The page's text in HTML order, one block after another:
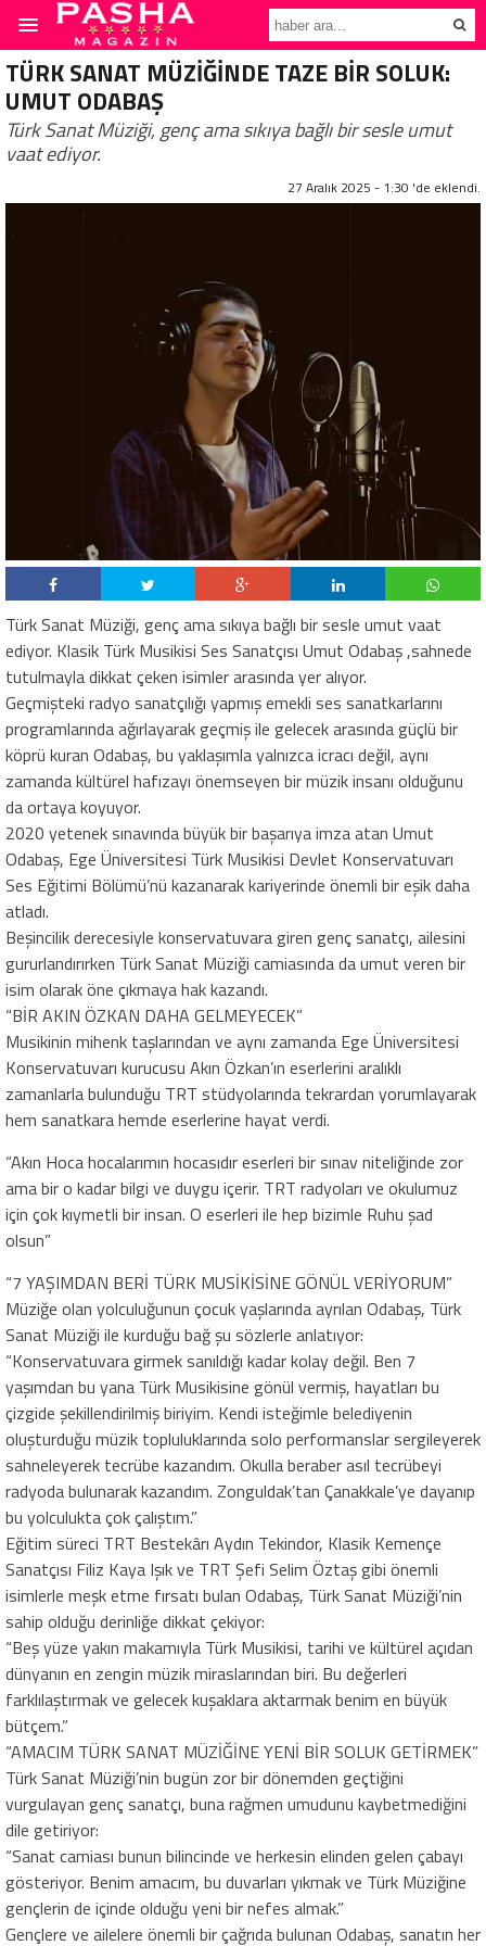
TÜRK SANAT MÜZİĞİNDE TAZE BİR SOLUK:
UMUT ODABAŞ
Türk Sanat Müziği, genç ama sıkıya bağlı bir sesle umut
vaat ediyor.
27 Aralık 2025 - 1:30 'de eklendi.
Türk Sanat Müziği, genç ama sıkıya bağlı bir sesle umut vaat
ediyor. Klasik Türk Musikisi Ses Sanatçısı Umut Odabaş ,sahnede
tutulmayla dikkat çeken isimler arasında yer alıyor.
Geçmişteki radyo sanatçılığı yapmış emekli ses sanatkarlarını
programlarında ağırlayarak geçmiş ile gelecek arasında güçlü bir
köprü kuran Odabaş, bu yaklaşımla yalnızca icracı değil, aynı
zamanda kültürel hafızayı önemseyen bir müzik insanı olduğunu
da ortaya koyuyor.
2020 yetenek sınavında büyük bir başarıya imza atan Umut
Odabaş, Ege Üniversitesi Türk Musikisi Devlet Konservatuvarı
Ses Eğitimi Bölümü’nü kazanarak kariyerinde önemli bir eşik daha
atladı.
Beşincilik derecesiyle konservatuvara giren genç sanatçı, ailesini
gururlandırırken Türk Sanat Müziği camiasında da umut veren bir
isim olarak öne çıkmaya hak kazandı.
“BİR AKIN ÖZKAN DAHA GELMEYECEK”
Musikinin mihenk taşlarından ve aynı zamanda Ege Üniversitesi
Konservatuvarı kurucusu Akın Özkan’ın eserlerini aralıklı
zamanlarla bulunduğu TRT stüdyolarında tekrardan yorumlayarak
hem sanatkara hemde eserlerine hayat verdi.
“Akın Hoca hocalarımın hocasıdır eserleri bir sınav niteliğinde zor
ama bir o kadar bilgi ve duygu içerir. TRT radyoları ve okulumuz
için çok kıymetli bir insan. O eserleri ile hep bizimle Ruhu şad
olsun”
“7 YAŞIMDAN BERİ TÜRK MUSİKİSİNE GÖNÜL VERİYORUM”
Müziğe olan yolculuğunun çocuk yaşlarında ayrılan Odabaş, Türk
Sanat Müziği ile kurduğu bağ şu sözlerle anlatıyor:
“Konservatuvara girmek sanıldığı kadar kolay değil. Ben 7
yaşımdan bu yana Türk Musikisine gönül vermiş, hayatları bu
çizgide şekillendirilmiş biriyim. Kendi isteğimle belediyenin
oluşturduğu müzik topluluklarında solo performanslar sergileyerek
sahneleyerek tecrübe kazandım. Okulla beraber asıl tecrübeyi
radyoda bulunarak kazandım. Zonguldak’tan Çanakkale’ye dayanıp
bu yolculukta çok çalıştım.”
Eğitim süreci TRT Bestekârı Aydın Tekindor, Klasik Kemençe
Sanatçısı Filiz Kaya Işık ve TRT Şefi Selim Öztaş gibi önemli
isimlerle meşk etme fırsatı bulan Odabaş, Türk Sanat Müziği’nin
sahip olduğu derinliğe dikkat çekiyor:
“Beş yüze yakın makamıyla Türk Musikisi, tarihi ve kültürel açıdan
dünyanın en zengin müzik miraslarından biri. Bu değerleri
farklılaştırmak ve gelecek kuşaklara aktarmak benim en büyük
bütçem.”
“AMACIM TÜRK SANAT MÜZİĞİNE YENİ BİR SOLUK GETİRMEK”
Türk Sanat Müziği’nin bugün zor bir dönemden geçtiğini
vurgulayan genç sanatçı, buna rağmen umudunu kaybetmediğini
dile getiriyor:
“Sanat camiası bunun bilincinde ve herkesin elinden gelen çabayı
gösteriyor. Benim amacım, bu duvarları yıkmak ve Türk Müziğine
gençlerin de içinde olduğu yeni bir nefes almak.”
Gençlere ve ailelere önemli bir çağrıda bulunan Odabaş, sanatın her